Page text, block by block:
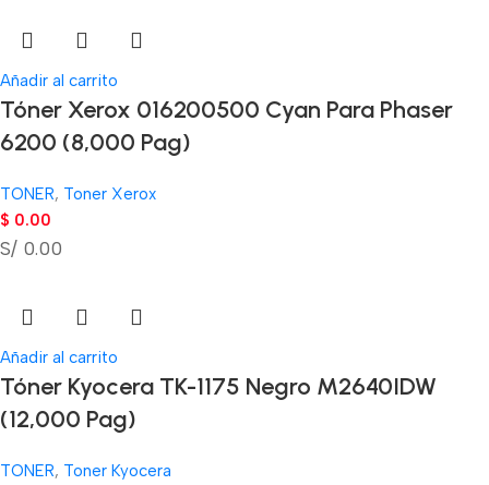
Añadir al carrito
Tóner Xerox 016200500 Cyan Para Phaser
6200 (8,000 Pag)
TONER, Toner Xerox
$ 0.00
S/ 0.00
Añadir al carrito
Tóner Kyocera TK-1175 Negro M2640IDW
(12,000 Pag)
TONER, Toner Kyocera